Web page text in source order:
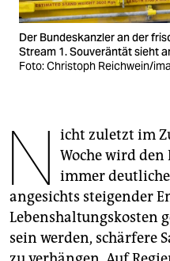
veranstaltungen
shop
abo
genossenschaft
epaper login
Der Bundeskanzler an der
Stream 1. Souveräntät sieht
Foto: Christoph Reichwein/
N icht zuletzt im
Woche wird den
immer
angesichts steigender
Lebenshaltungskosten
sein werden, schärfere